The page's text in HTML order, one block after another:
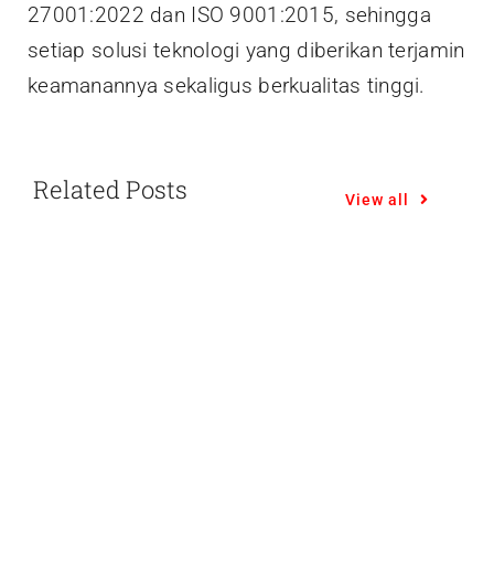
27001:2022 dan ISO 9001:2015, sehingga
setiap solusi teknologi yang diberikan terjamin
keamanannya sekaligus berkualitas tinggi.
Related Posts View all